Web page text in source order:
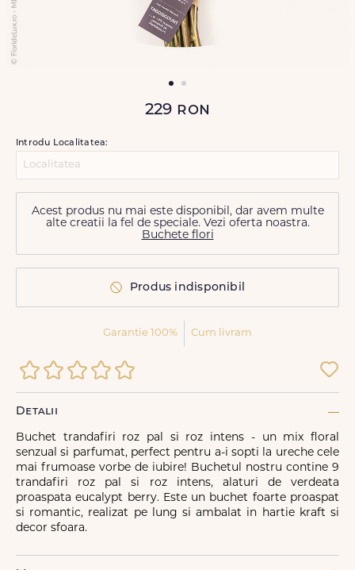
229 ron
Introdu Localitatea:
Acest produs nu mai este disponibil, dar avem multe
alte creatii la fel de speciale. Vezi oferta noastra.
Buchete flori
Produs indisponibil
Garantie 100% Cum livram
Detalii
Buchet trandafiri roz pal si roz intens - un mix floral
senzual si parfumat, perfect pentru a-i sopti la ureche cele
mai frumoase vorbe de iubire! Buchetul nostru contine 9
trandafiri roz pal si roz intens, alaturi de verdeata
proaspata eucalypt berry. Este un buchet foarte proaspat
si romantic, realizat pe lung si ambalat in hartie kraft si
decor sfoara.